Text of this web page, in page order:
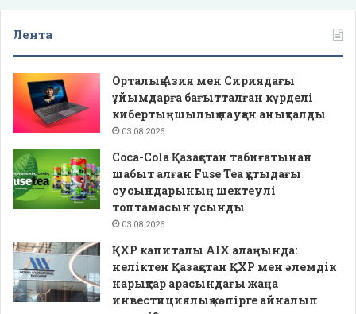
Лента
Орталық Азия мен Сириядағы
ұйымдарға бағытталған күрделі
кибертыңшылық науқан анықталды
03.08.2026
Coca-Cola Қазақстан табиғатынан
шабыт алған Fuse Tea құтыдағы
сусындарының шектеулі
топтамасын ұсынды
03.08.2026
ҚХР капиталы AIX алаңында:
неліктен Қазақстан ҚХР мен әлемдік
нарықтар арасындағы жаңа
инвестициялық көпірге айналып